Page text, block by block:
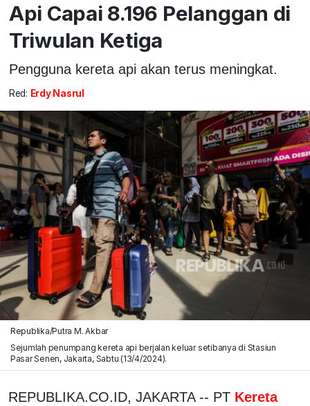
Api Capai 8.196 Pelanggan di
Triwulan Ketiga
Pengguna kereta api akan terus meningkat.
Red: Erdy Nasrul
Republika/Putra M. Akbar
Sejumlah penumpang kereta api berjalan keluar setibanya di Stasiun
Pasar Senen, Jakarta, Sabtu (13/4/2024).
REPUBLIKA.CO.ID, JAKARTA -- PT Kereta